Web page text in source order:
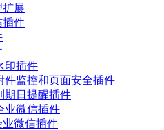
扩展
插件
印插件
件监控和页面安全插件
期日提醒插件
业微信插件
业微信插件